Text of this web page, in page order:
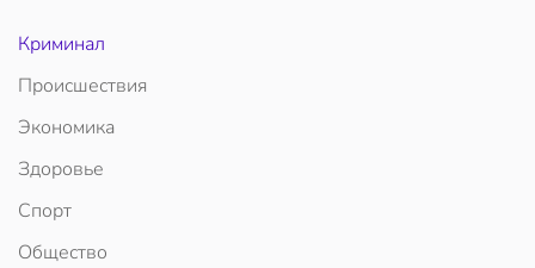
Криминал
Происшествия
Экономика
Здоровье
Спорт
Общество